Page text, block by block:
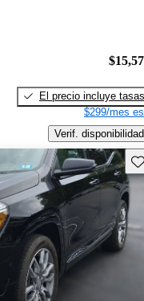
El precio incluye tasas
$299/mes
Verif. disponibilidad